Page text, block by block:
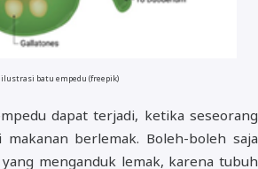
ilustrasi batu empedu (freepik)
dapat terjadi, ketika seseorang
makanan berlemak. Boleh-boleh saja
menganduk lemak, karena tubuh